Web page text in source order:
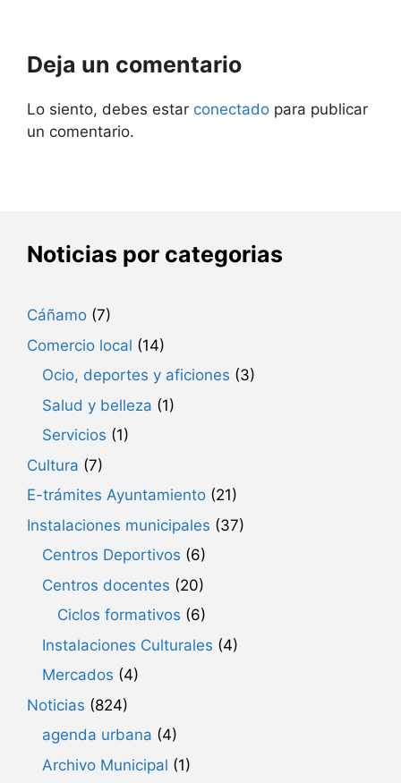
Deja un comentario
Lo siento, debes estar conectado para publicar
un comentario.
Noticias por categorias
Cáñamo (7)
Comercio local (14)
Ocio, deportes y aficiones (3)
Salud y belleza (1)
Servicios (1)
Cultura (7)
E-trámites Ayuntamiento (21)
Instalaciones municipales (37)
Centros Deportivos (6)
Centros docentes (20)
Ciclos formativos (6)
Instalaciones Culturales (4)
Mercados (4)
Noticias (824)
agenda urbana (4)
Archivo Municipal (1)